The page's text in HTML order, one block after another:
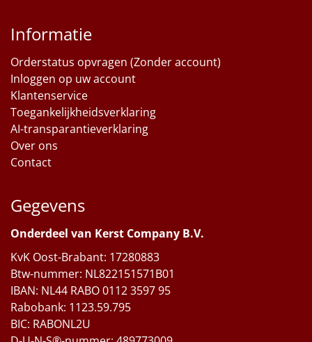
Informatie
Orderstatus opvragen (Zonder account)
Inloggen op uw account
Klantenservice
Toegankelijkheidsverklaring
AI-transparantieverklaring
Over ons
Contact
Gegevens
Onderdeel van Kerst Company B.V.
KvK Oost-Brabant: 17280883
Btw-nummer: NL822151571B01
IBAN: NL44 RABO 0112 3597 95
Rabobank: 1123.59.795
BIC: RABONL2U